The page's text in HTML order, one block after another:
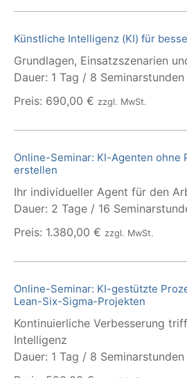
Künstliche Intelligenz (KI) für
Grundlagen, Einsatzszenarien
Dauer: 1 Tag / 8 Seminarstunden
Preis: 690,00 € zzgl. MwSt.
Online-Seminar: KI-Agenten ohne
erstellen
Ihr individueller Agent für den
Dauer: 2 Tage / 16
Preis: 1.380,00 € zzgl. MwSt.
Online-Seminar: KI-gestützte
Lean-Six-Sigma-Projekten
Kontinuierliche Verbesserung
Intelligenz
Dauer: 1 Tag / 8 Seminarstunden